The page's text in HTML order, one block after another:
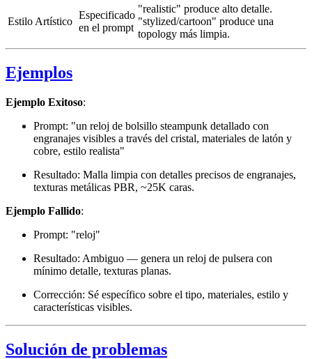
Estilo Artístico
Especificado
en el prompt
"realistic" produce alto detalle.
"stylized/cartoon" produce una
topology más limpia.
Ejemplos
Ejemplo Exitoso:
Prompt: "un reloj de bolsillo steampunk detallado con
engranajes visibles a través del cristal, materiales de latón y
cobre, estilo realista"
Resultado: Malla limpia con detalles precisos de engranajes,
texturas metálicas PBR, ~25K caras.
Ejemplo Fallido:
Prompt: "reloj"
Resultado: Ambiguo — genera un reloj de pulsera con
mínimo detalle, texturas planas.
Corrección: Sé específico sobre el tipo, materiales, estilo y
características visibles.
Solución de problemas